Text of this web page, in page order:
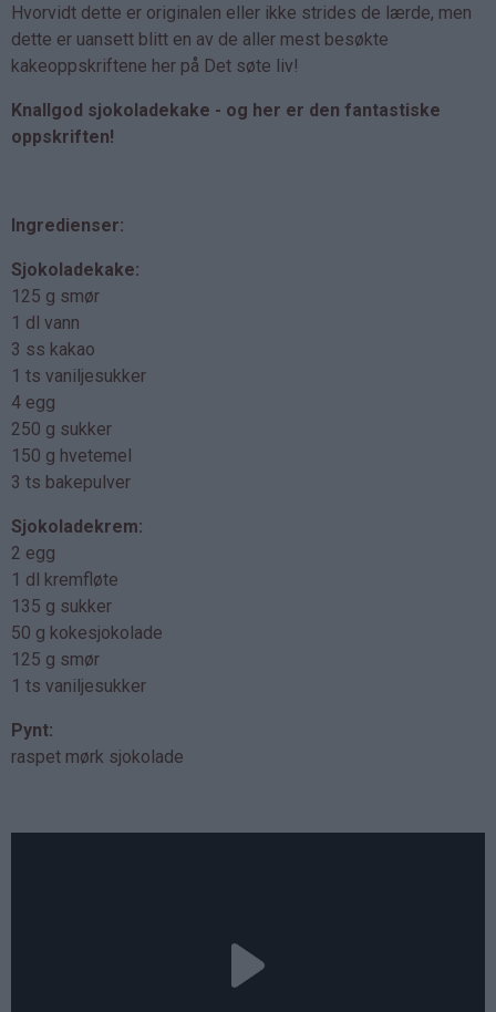
Hvorvidt dette er originalen eller ikke strides de lærde, men
dette er uansett blitt en av de aller mest besøkte
kakeoppskriftene her på Det søte liv!
Knallgod sjokoladekake - og her er den fantastiske
oppskriften!
Ingredienser:
Sjokoladekake:
125 g smør
1 dl vann
3 ss kakao
1 ts vaniljesukker
4 egg
250 g sukker
150 g hvetemel
3 ts bakepulver
Sjokoladekrem:
2 egg
1 dl kremfløte
135 g sukker
50 g kokesjokolade
125 g smør
1 ts vaniljesukker
Pynt:
raspet mørk sjokolade